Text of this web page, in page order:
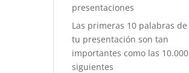
presentaciones
Las primeras 10 palabras de
tu presentación son tan
importantes como las 10.000
siguientes